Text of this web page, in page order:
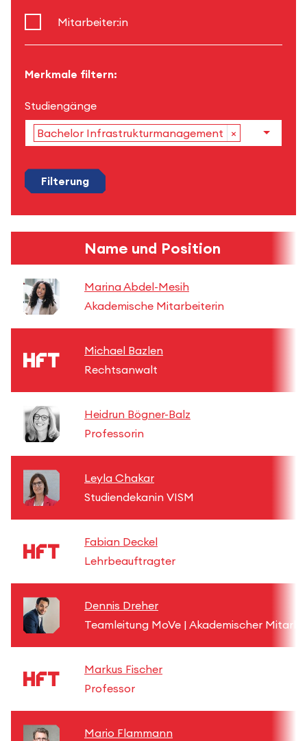
Mitarbeiter:in
Merkmale filtern:
Studiengänge
Bachelor Infrastrukturmanagement
×
Filterung
Name und Position
Marina Abdel-Mesih
Akademische Mitarbeiterin
Michael Bazlen
Rechtsanwalt
Heidrun Bögner-Balz
Professorin
Leyla Chakar
Studiendekanin VISM
Fabian Deckel
Lehrbeauftragter
Dennis Dreher
Teamleitung MoVe | Akademischer
Markus Fischer
Professor
Mario Flammann